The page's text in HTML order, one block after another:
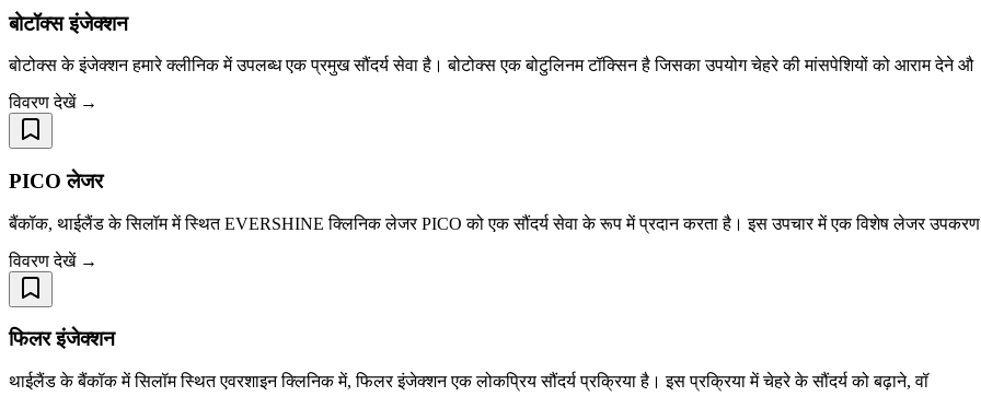
बोटॉक्स इंजेक्शन
बोटोक्स के इंजेक्शन हमारे क्लीनिक में उपलब्ध एक प्रमुख सौंदर्य सेवा है। बोटोक्स एक बोटुलिनम टॉक्सिन है जिसका उपयोग चेहरे की मांसपेशियों को आराम देने औ
विवरण देखें →
PICO लेजर
बैंकॉक, थाईलैंड के सिलॉम में स्थित EVERSHINE क्लिनिक लेजर PICO को एक सौंदर्य सेवा के रूप में प्रदान करता है। इस उपचार में एक विशेष लेजर उपकरण
विवरण देखें →
फिलर इंजेक्शन
थाईलैंड के बैंकॉक में सिलॉम स्थित एवरशाइन क्लिनिक में, फिलर इंजेक्शन एक लोकप्रिय सौंदर्य प्रक्रिया है। इस प्रक्रिया में चेहरे के सौंदर्य को बढ़ाने, वॉ